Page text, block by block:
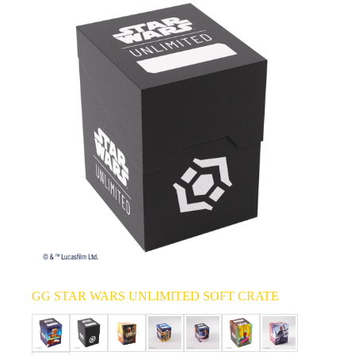
GG STAR WARS UNLIMITED SOFT CRATE